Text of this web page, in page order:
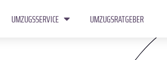
UMZUGSSERVICE UMZUGSRATGEBER